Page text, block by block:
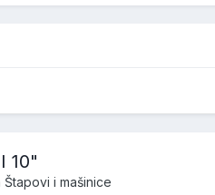
10"
Štapovi i mašinice